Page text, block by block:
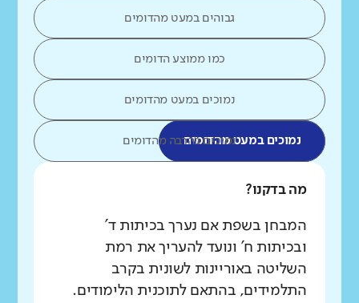
גבוהים במעט מהדומים
כמו ממוצע הדומים
נמוכים במעט מהדומים
נמוכים במעט מהדומיםנמוכים בהרבה מהדומים
מה בדקנו?
המבחן בשפת אם נערך בכיתות ד'
ובכיתות ח' ונועד להעריך את רמת
השליטה באוריינות לשונית בקרב
התלמידים, בהתאם לתוכנית הלימודים.